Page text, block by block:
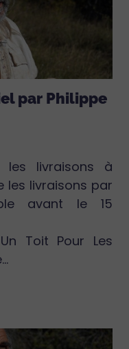
par Philippe
les livraisons à
les livraisons par
avant le 15
Toit Pour Les